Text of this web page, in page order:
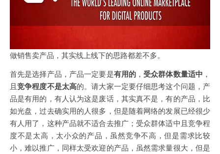
做销售卖产品，其实线上线下的思路都差不多。
首先是选择产品，产品一定要是有用的， 受众群体数量适中 ，
且竞争程度不是太高的。请大家一定要仔细思考这个问题，产
品是有用的，有人认为这是废话，其实真不是，有的产品，比
如光盘，过去确实用的人很多，但是随着网络的发展已经很少
有人用了，这种产品就不适合去推广；受众群体适中且竞争程
度不是太高，太小众的产品，虽然竞争不高，但是需求比较
小，难以推广，同样太受欢迎的产品，虽然需求量很大，但是